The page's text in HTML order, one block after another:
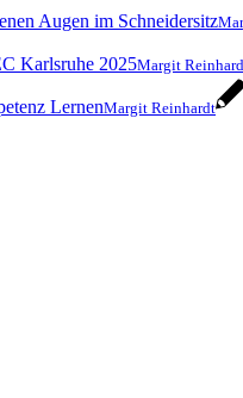
Margit
Margit Reinhardt